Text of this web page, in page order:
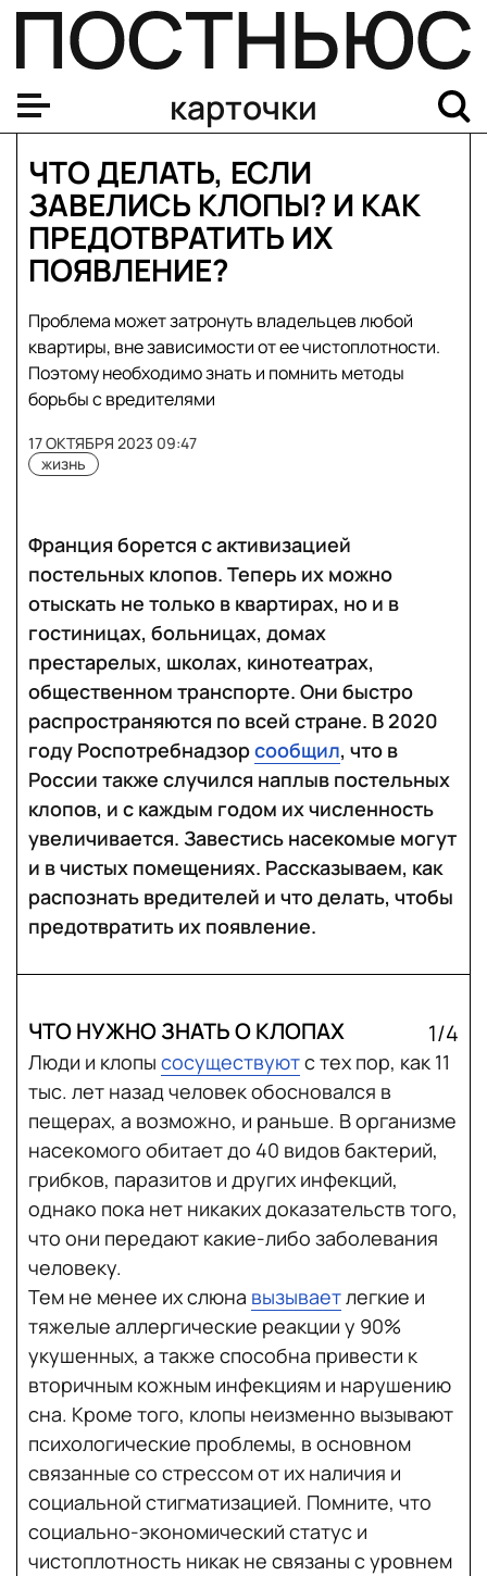
карточки
ЧТО ДЕЛАТЬ, ЕСЛИ
ЗАВЕЛИСЬ КЛОПЫ? И КАК
ПРЕДОТВРАТИТЬ ИХ
ПОЯВЛЕНИЕ?
Проблема может затронуть владельцев любой
квартиры, вне зависимости от ее чистоплотности.
Поэтому необходимо знать и помнить методы
борьбы с вредителями
жизнь
17 ОКТЯБРЯ 2023 09:47
Франция борется с активизацией
постельных клопов. Теперь их можно
отыскать не только в квартирах, но и в
гостиницах, больницах, домах
престарелых, школах, кинотеатрах,
общественном транспорте. Они быстро
распространяются по всей стране. В 2020
году Роспотребнадзорсообщил, что в
России также случился наплыв постельных
клопов, и с каждым годом их численность
увеличивается. Завестись насекомые могут
и в чистых помещениях. Рассказываем, как
распознать вредителей и что делать, чтобы
предотвратить их появление.
ЧТО НУЖНО ЗНАТЬ О КЛОПАХ 1/4
Люди и клопы сосуществуютс тех пор, как 11
тыс. лет назад человек обосновался в
пещерах, а возможно, и раньше. В организме
насекомого обитает до 40 видов бактерий,
грибков, паразитов и других инфекций,
однако пока нет никаких доказательств того,
что они передают какие-либо заболевания
человеку.
Тем не менее их слюна вызываетлегкие и
тяжелые аллергические реакции у 90%
укушенных, а также способна привести к
вторичным кожным инфекциям и нарушению
сна. Кроме того, клопы неизменно вызывают
психологические проблемы, в основном
связанные со стрессом от их наличия и
социальной стигматизацией. Помните, что
социально-экономический статус и
чистоплотность никак не связаны с уровнем